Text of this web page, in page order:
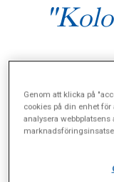
Genom att klicka på
cookies på din enhet
analysera